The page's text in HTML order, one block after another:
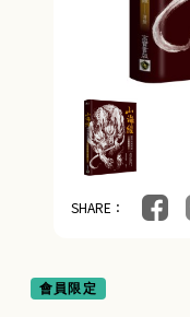
SHARE：
會員限定